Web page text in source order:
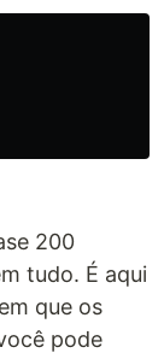
200
tudo. É aqui
que os
pode